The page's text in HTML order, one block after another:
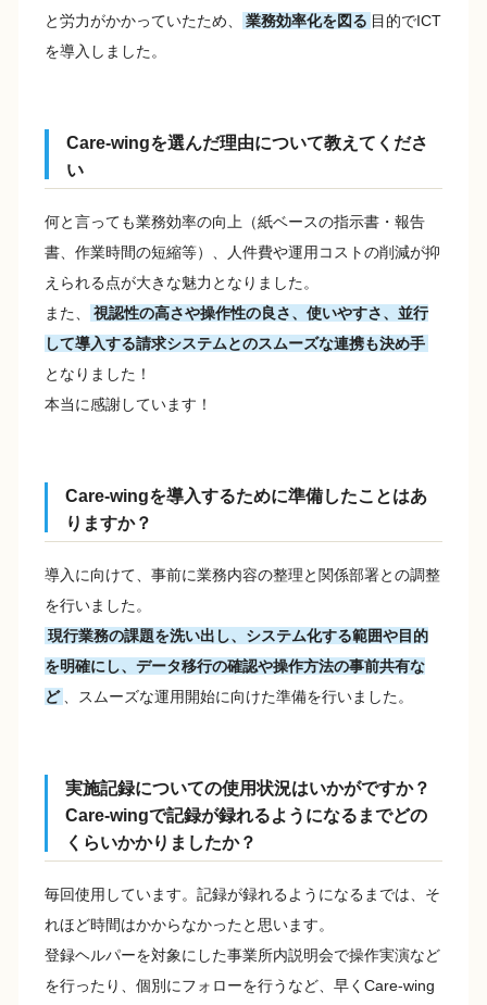
と労力がかかっていたため、
業務効率化を図る 目的でICT
を導入しました。
Care-wingを選んだ理由について教えてくださ
い
何と言っても業務効率の向上（紙ベースの指示書・報告
書、作業時間の短縮等）、人件費や運用コストの削減が抑
えられる点が大きな魅力となりました。
また、
視認性の高さや操作性の良さ、使いやすさ、並行
して導入する請求システムとのスムーズな連携も決め手
となりました！
本当に感謝しています！
Care-wingを導入するために準備したことはあ
りますか？
導入に向けて、事前に業務内容の整理と関係部署との調整
を行いました。
現行業務の課題を洗い出し、システム化する範囲や目的
を明確にし、データ移行の確認や操作方法の事前共有な
ど
、スムーズな運用開始に向けた準備を行いました。
実施記録についての使用状況はいかがですか？
Care-wingで記録が録れるようになるまでどの
くらいかかりましたか？
毎回使用しています。記録が録れるようになるまでは、そ
れほど時間はかからなかったと思います。
登録ヘルパーを対象にした事業所内説明会で操作実演など
を行ったり、個別にフォローを行うなど、早くCare-wing